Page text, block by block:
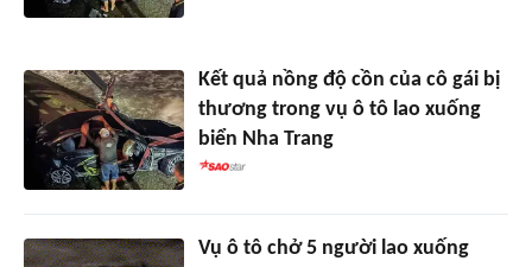
Kết quả nồng độ cồn của cô gái bị
thương trong vụ ô tô lao xuống
biển Nha Trang
Vụ ô tô chở 5 người lao xuống